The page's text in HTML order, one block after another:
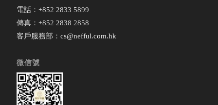
電話：+852 2833 5899
傳真：+852 2838 2858
客戶服務部： cs@nefful.com.hk
微信號